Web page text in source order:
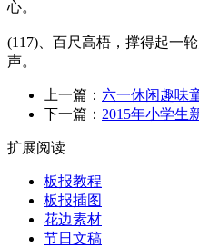
心。
(117)、百尺高梧，撑得起一
声。
上一篇： 六一休闲趣味
下一篇： 2015年小学生
扩展阅读
板报教程
板报插图
花边素材
节日文稿